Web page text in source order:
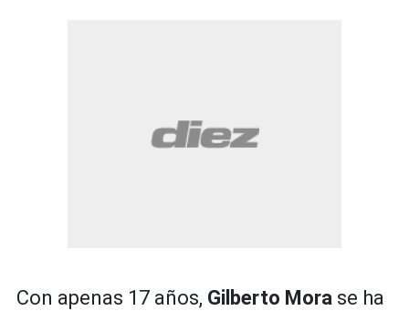
Con apenas 17 años, Gilberto Mora se ha